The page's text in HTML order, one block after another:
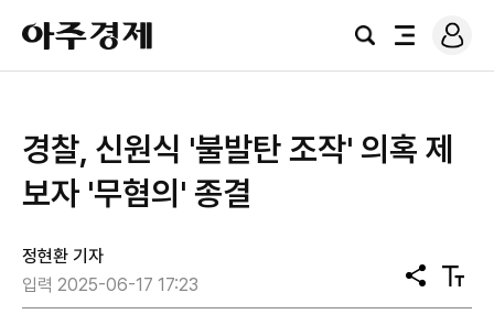
아
주
경
검
전
로
그
경찰, 신원식 '불발탄 조작' 의혹 제
보자 '무혐의' 종결
정현환 기자
입력 2025-06-17 17:23
공
유
텍
스